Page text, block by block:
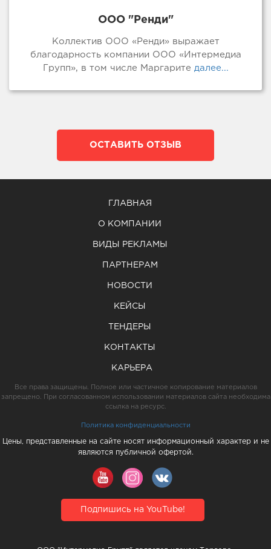
ООО "Ренди"
Коллектив ООО «Ренди» выражает
благодарность компании ООО «Интермедиа
Групп», в том числе Маргарите далее...
ОСТАВИТЬ ОТЗЫВ
ГЛАВНАЯ
О КОМПАНИИ
ВИДЫ РЕКЛАМЫ
ПАРТНЕРАМ
НОВОСТИ
КЕЙСЫ
ТЕНДЕРЫ
КОНТАКТЫ
КАРЬЕРА
Все права защищены. Полное или частичное копирование материалов
запрещено. При согласованном использовании материалов сайта необходима
ссылка на ресурс.
Политика конфиденциальности
Цены, представленные на сайте носят информационный характер и не
являются публичной офертой.
Подпишись на YouTube!